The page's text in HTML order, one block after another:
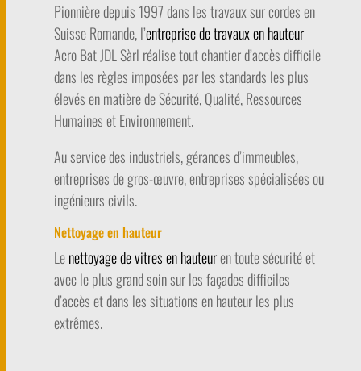
Pionnière depuis 1997 dans les travaux sur cordes en
Suisse Romande, l’entreprise de travaux en hauteur
Acro Bat JDL Sàrl réalise tout chantier d’accès difficile
dans les règles imposées par les standards les plus
élevés en matière de Sécurité, Qualité, Ressources
Humaines et Environnement.
​​Au service des industriels, gérances d’immeubles,
entreprises de gros-œuvre, entreprises spécialisées ou
ingénieurs civils.
Nettoyage en hauteur
Lenettoyage de vitres en hauteuren toute sécurité et
avec le plus grand soin sur les façades difficiles
d’accès et dans les situations en hauteur les plus
extrêmes.